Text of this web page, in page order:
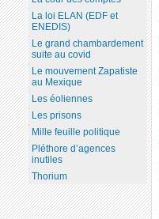
La loi ELAN (EDF et
ENEDIS)
Le grand chambardement
suite au covid
Le mouvement Zapatiste
au Mexique
Les éoliennes
Les prisons
Mille feuille politique
Pléthore d’agences
inutiles
Thorium